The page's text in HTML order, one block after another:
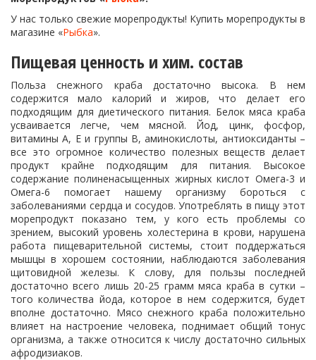
У нас только свежие морепродукты! Купить морепродукты в
магазине «Рыбка».
Пищевая ценность и хим. состав
Польза снежного краба достаточно высока. В нем
содержится мало калорий и жиров, что делает его
подходящим для диетического питания. Белок мяса краба
усваивается легче, чем мясной. Йод, цинк, фосфор,
витамины А, Е и группы В, аминокислоты, антиоксиданты –
все это огромное количество полезных веществ делает
продукт крайне подходящим для питания. Высокое
содержание полиненасыщенных жирных кислот Омега-3 и
Омега-6 помогает нашему организму бороться с
заболеваниями сердца и сосудов. Употреблять в пищу этот
морепродукт показано тем, у кого есть проблемы со
зрением, высокий уровень холестерина в крови, нарушена
работа пищеварительной системы, стоит поддержаться
мышцы в хорошем состоянии, наблюдаются заболевания
щитовидной железы. К слову, для пользы последней
достаточно всего лишь 20-25 грамм мяса краба в сутки –
того количества йода, которое в нем содержится, будет
вполне достаточно. Мясо снежного краба положительно
влияет на настроение человека, поднимает общий тонус
организма, а также относится к числу достаточно сильных
афродизиаков.